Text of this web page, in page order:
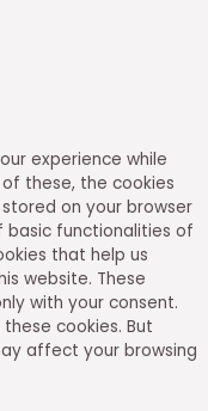
experience while
these, the cookies
on your browser
basic functionalities of
that help us
website. These
with your consent.
cookies. But
affect your browsing